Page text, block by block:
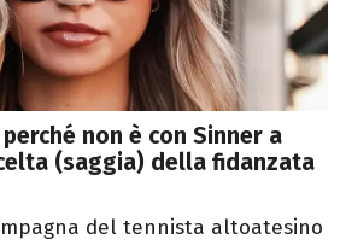
non è con Sinner a
(saggia) della fidanzata
del tennista altoatesino